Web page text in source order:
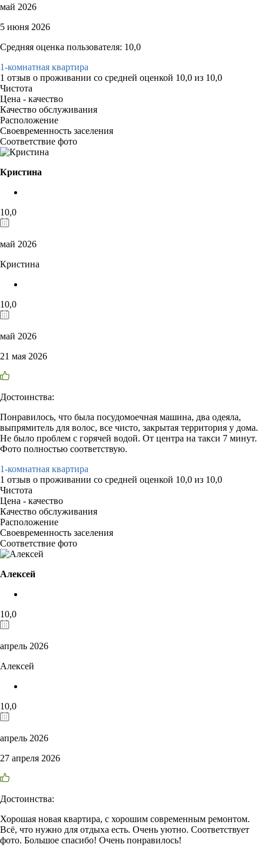
май 2026
5 июня 2026
Средняя оценка пользователя: 10,0
1-комнатная квартира
1 отзыв о проживании со средней оценкой 10,0 из 10,0
Чистота
Цена - качество
Качество обслуживания
Расположение
Своевременность заселения
Соответствие фото
Кристина
10,0
май 2026
Кристина
10,0
май 2026
21 мая 2026
Достоинства:
Понравилось, что была посудомоечная машина, два одеяла,
выпрямитель для волос, все чисто, закрытая территория у дома.
Не было проблем с горячей водой. От центра на такси 7 минут.
Фото полностью соответствую.
1-комнатная квартира
1 отзыв о проживании со средней оценкой 10,0 из 10,0
Чистота
Цена - качество
Качество обслуживания
Расположение
Своевременность заселения
Соответствие фото
Алексей
10,0
апрель 2026
Алексей
10,0
апрель 2026
27 апреля 2026
Достоинства:
Хорошая новая квартира, с хорошим современным ремонтом.
Всё, что нужно для отдыха есть. Очень уютно. Соответствует
фото. Большое спасибо! Очень понравилось!